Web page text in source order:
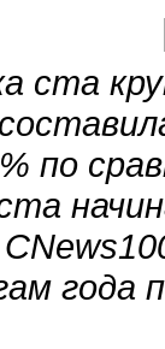
ста
по
года